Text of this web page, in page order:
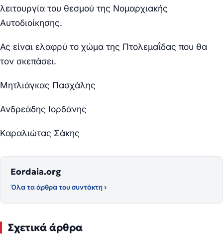
λειτουργία του θεσμού της Νομαρχιακής
Αυτοδιοίκησης.
Ας είναι ελαφρύ το χώμα της Πτολεμαΐδας που θα
τον σκεπάσει.
Μητλιάγκας Πασχάλης
Ανδρεάδης Ιορδάνης
Καραλιώτας Σάκης
Eordaia.org
Όλα τα άρθρα του συντάκτη ›
Σχετικά άρθρα